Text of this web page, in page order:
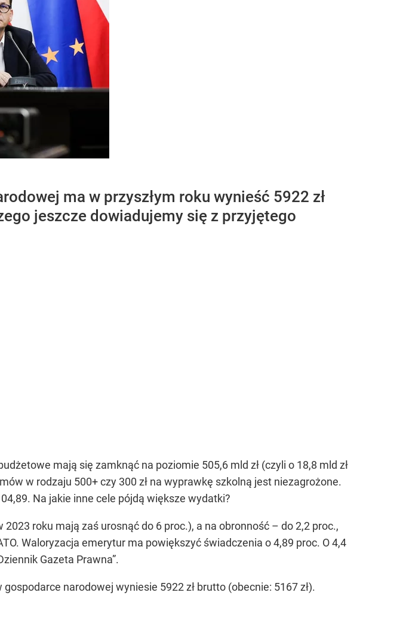
ma w przyszłym roku wynieść 5922 zł
jeszcze dowiadujemy się z przyjętego
mają się zamknąć na poziomie 505,6 mld zł (czyli o 18,8 mld zł
w rodzaju 500+ czy 300 zł na wyprawkę szkolną jest niezagrożone.
Na jakie inne cele pójdą większe wydatki?
roku mają zaś urosnąć do 6 proc.), a na obronność – do 2,2 proc.,
Waloryzacja emerytur ma powiększyć świadczenia o 4,89 proc. O 4,4
Gazeta Prawna”.
narodowej wyniesie 5922 zł brutto (obecnie: 5167 zł).